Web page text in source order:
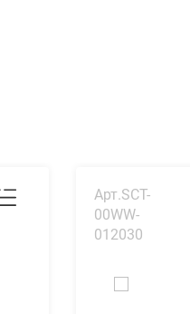
Арт.SCT-
00WW-
012030